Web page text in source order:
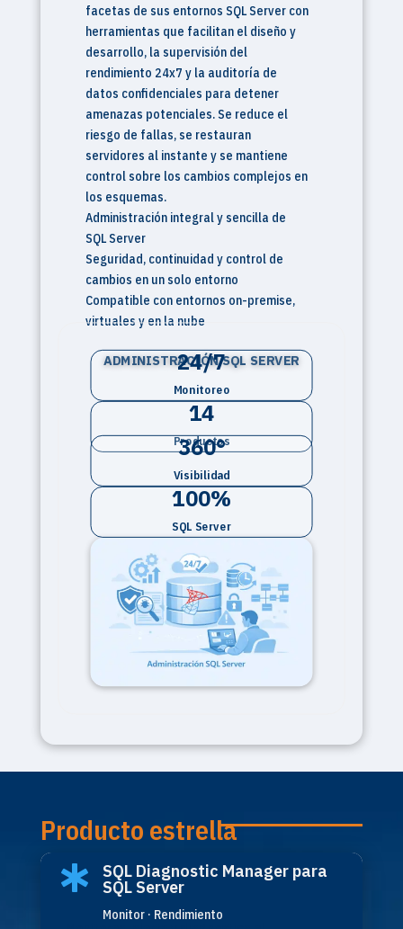
facetas de sus entornos SQL Server con
herramientas que facilitan el diseño y
desarrollo, la supervisión del
rendimiento 24x7 y la auditoría de
datos confidenciales para detener
amenazas potenciales. Se reduce el
riesgo de fallas, se restauran
servidores al instante y se mantiene
control sobre los cambios complejos en
los esquemas.
Administración integral y sencilla de
SQL Server
Seguridad, continuidad y control de
cambios en un solo entorno
Compatible con entornos on-premise,
virtuales y en la nube
ADMINISTRACIÓN SQL SERVER
24/7
Monitoreo
14
Productos
360°
Visibilidad
100%
SQL Server
Producto estrella
 SQL Diagnostic Manager para
SQL Server
Monitor · Rendimiento